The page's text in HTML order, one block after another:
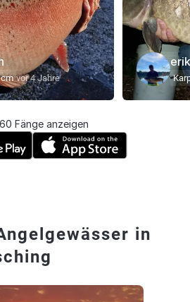
vor 4 Jahre
Fänge anzeigen
in